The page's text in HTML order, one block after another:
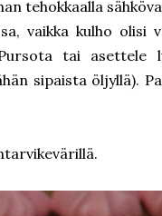
tehokkaalla
vaikka kulho olisi
tai asettele
sipaista öljyllä).